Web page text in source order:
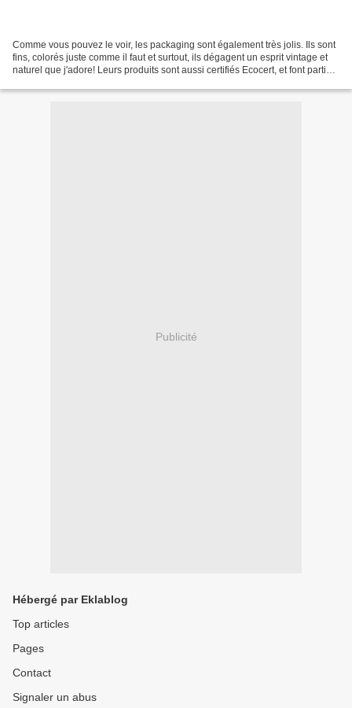
Comme vous pouvez le voir, les packaging sont également très jolis. Ils sont
fins, colorés juste comme il faut et surtout, ils dégagent un esprit vintage et
naturel que j'adore! Leurs produits sont aussi certifiés Ecocert, et font partie
Publicité
Hébergé par Eklablog
Top articles
Pages
Contact
Signaler un abus